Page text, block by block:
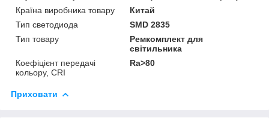
Країна виробника товару
Китай
Тип светодиода
SMD 2835
Тип товару
Ремкомплект для
світильника
Коефіцієнт передачі
кольору, CRI
Ra>80
Приховати